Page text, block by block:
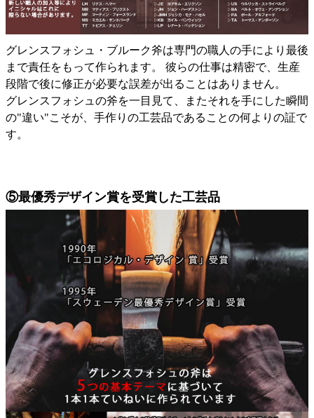
グレンスフォシュ・ブルーク斧は専門の職人の手により最後
まで責任をもって作られます。 彼らの仕事は精密で、生産
段階で後に修正が必要な誤差が出ることはありません。
グレンスフォシュの斧を一目見て、またそれを手にした瞬間
の"違い"こそが、手作りの工芸品であることの何よりの証で
す。
⑤最優秀デザイン賞を受賞した工芸品